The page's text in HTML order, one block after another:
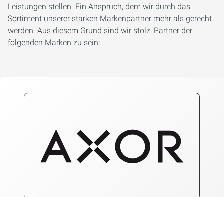
Leistungen stellen. Ein Anspruch, dem wir durch das
Sortiment unserer starken Markenpartner mehr als gerecht
werden. Aus diesem Grund sind wir stolz, Partner der
folgenden Marken zu sein: